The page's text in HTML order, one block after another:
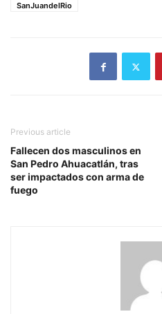
SanJuandelRio
Previous article
Fallecen dos masculinos en
San Pedro Ahuacatlán, tras
ser impactados con arma de
fuego